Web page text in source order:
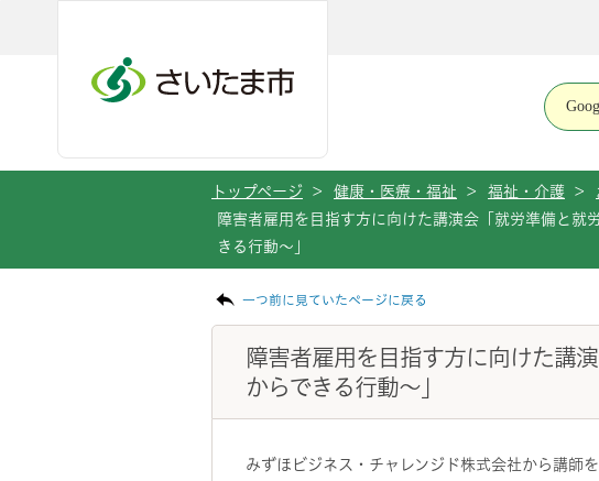
トップページ > 健康・医療・福祉 > 福祉・介護 >
障害者雇用を目指す方に向けた講演会「就労準備と就
きる行動～」
一つ前に見ていたページに戻る
障害者雇用を目指す方に向けた講
からできる行動～」
みずほビジネス・チャレンジド株式会社から講師を